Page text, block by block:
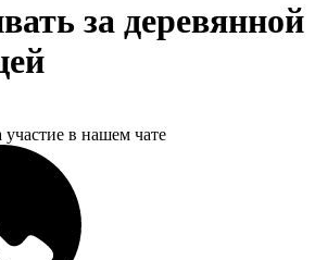
за деревянной
участие в нашем чате